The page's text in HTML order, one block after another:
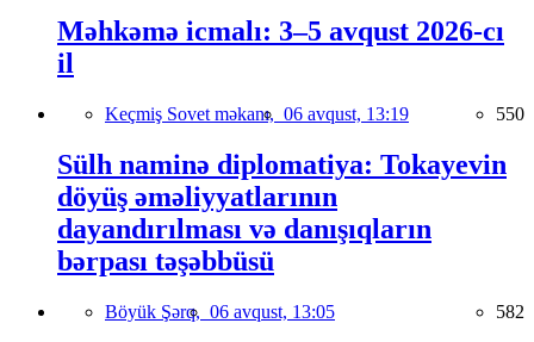
Məhkəmə icmalı: 3–5 avqust 2026-cı
il
Keçmiş Sovet məkanı, 06 avqust, 13:19 550
Sülh naminə diplomatiya: Tokayevin
döyüş əməliyyatlarının
dayandırılması və danışıqların
bərpası təşəbbüsü
Böyük Şərq, 06 avqust, 13:05 582